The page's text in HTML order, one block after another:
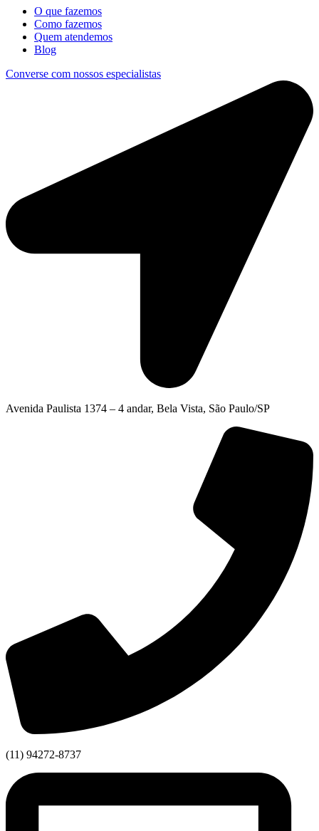
O que fazemos
Como fazemos
Quem atendemos
Blog
Converse com nossos especialistas
Avenida Paulista 1374 – 4 andar, Bela Vista, São Paulo/SP
(11) 94272-8737